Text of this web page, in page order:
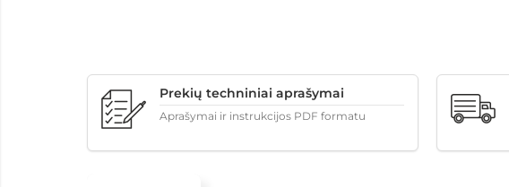
Prekių techniniai aprašymai
Aprašymai ir instrukcijos PDF formatu